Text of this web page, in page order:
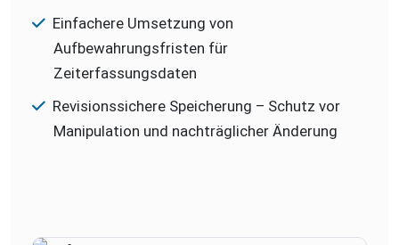
Einfachere Umsetzung von
Aufbewahrungsfristen für
Zeiterfassungsdaten
Revisionssichere Speicherung – Schutz vor
Manipulation und nachträglicher Änderung